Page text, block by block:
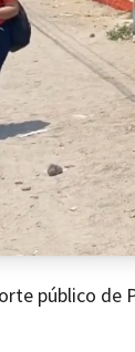
público de